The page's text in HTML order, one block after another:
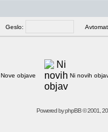
Geslo:
Nove objave Ni novih
Powered byphpBB© 2001,